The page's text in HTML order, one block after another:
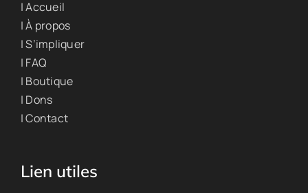
| Accueil
| À propos
| S’impliquer
| FAQ
| Boutique
| Dons
| Contact
Lien utiles